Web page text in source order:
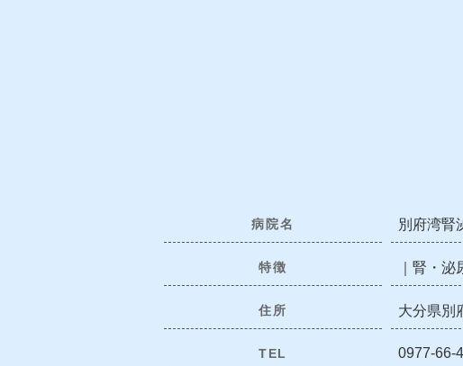
病院名 別府湾腎
特徴 ｜腎・泌
住所 大分県別
TEL 0977-66-